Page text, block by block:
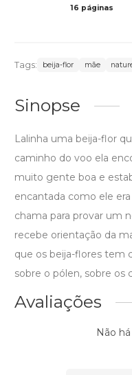
16 páginas
Tags: beija-flor mãe
Sinopse
Lalinha uma beija-flor
caminho do voo ela
muito gente boa e
encantada como ele
chama para provar um
recebe orientação da
que os beija-flores tem
sobre o pólen, sobre os
Avaliações
Não